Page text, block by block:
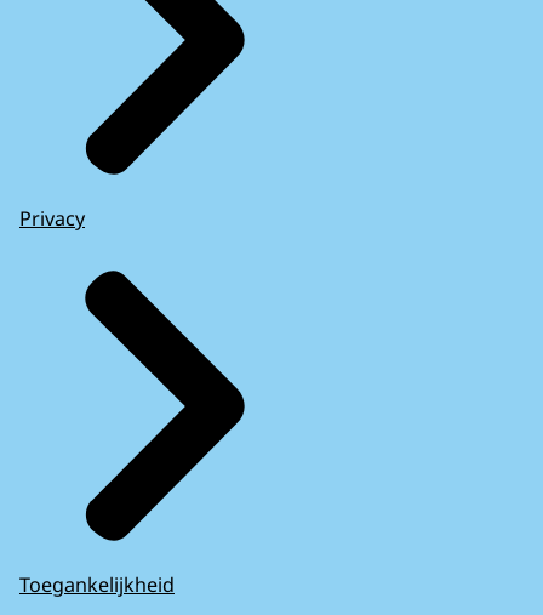
Privacy
Toegankelijkheid